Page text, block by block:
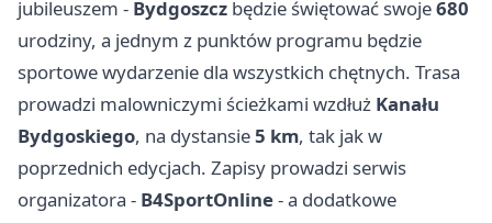
jubileuszem - Bydgoszcz będzie świętować swoje680
urodziny, a jednym z punktów programu będzie
sportowe wydarzenie dla wszystkich chętnych. Trasa
prowadzi malowniczymi ścieżkami wzdłuż Kanału
Bydgoskiego, na dystansie5 km, tak jak w
poprzednich edycjach. Zapisy prowadzi serwis
organizatora - B4SportOnline- a dodatkowe